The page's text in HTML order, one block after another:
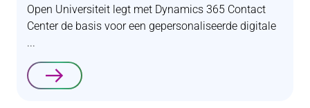
Open Universiteit legt met Dynamics 365 Contact
Center de basis voor een gepersonaliseerde digitale
...
Lees verder